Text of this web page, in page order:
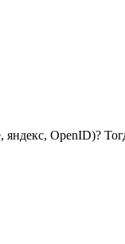
OpenID)?